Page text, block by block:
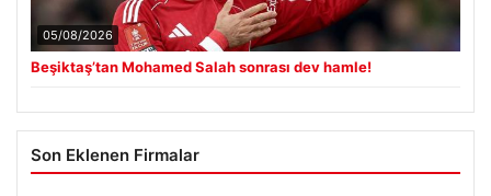
05/08/2026
Beşiktaş’tan Mohamed Salah sonrası dev hamle!
Son Eklenen Firmalar